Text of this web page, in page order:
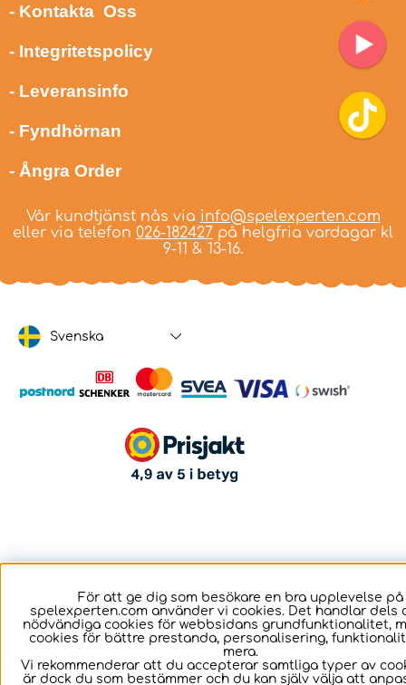
- Kontakta Oss
- Integritetspolicy
- Leveransinfo
- Fyndhörnan
- Ångra Order
Vår kundtjänst nås via info@spelexperten.com
eller via telefon 026-182427 på helgfria vardagar kl
9-11 & 13-16.
Svenska
För att ge dig som besökare en bra upplevelse på
spelexperten.com använder vi cookies. Det handlar dels
nödvändiga cookies för webbsidans grundfunktionalitet,
cookies för bättre prestanda, personalisering,
mera.
Vi rekommenderar att du accepterar samtliga typer av
är dock du som bestämmer och du kan själv välja att